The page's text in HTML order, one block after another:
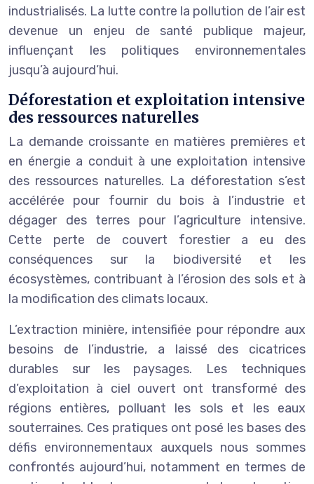
industrialisés. La lutte contre la pollution de l’air est
devenue un enjeu de santé publique majeur,
influençant les politiques environnementales
jusqu’à aujourd’hui.
Déforestation et exploitation intensive
des ressources naturelles
La demande croissante en matières premières et
en énergie a conduit à une exploitation intensive
des ressources naturelles. La déforestation s’est
accélérée pour fournir du bois à l’industrie et
dégager des terres pour l’agriculture intensive.
Cette perte de couvert forestier a eu des
conséquences sur la biodiversité et les
écosystèmes, contribuant à l’érosion des sols et à
la modification des climats locaux.
L’extraction minière, intensifiée pour répondre aux
besoins de l’industrie, a laissé des cicatrices
durables sur les paysages. Les techniques
d’exploitation à ciel ouvert ont transformé des
régions entières, polluant les sols et les eaux
souterraines. Ces pratiques ont posé les bases des
défis environnementaux auxquels nous sommes
confrontés aujourd’hui, notamment en termes de